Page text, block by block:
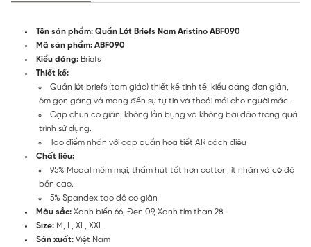
Tên sản phẩm: Quần Lót Briefs Nam Aristino ABF090
Mã sản phẩm: ABF090
Kiểu dáng: Briefs
Thiết kế:
Quần lót briefs (tam giác) thiết kế tinh tế, kiểu dáng đơn giản,
ôm gọn gàng và mang đến sự tự tin và thoải mái cho người mặc.
Cạp chun co giãn, không lằn bụng và không bai dão trong quá
trình sử dụng.
Tạo điểm nhấn với cạp quần họa tiết AR cách điệu
Chất liệu:
95% Modal mềm mại, thấm hút tốt hơn cotton, ít nhăn và có độ
bền cao.
5% Spandex tạo độ co giãn
Màu sắc: Xanh biển 66, Đen 09, Xanh tím than 28
Size: M, L, XL, XXL
Sản xuất: Việt Nam